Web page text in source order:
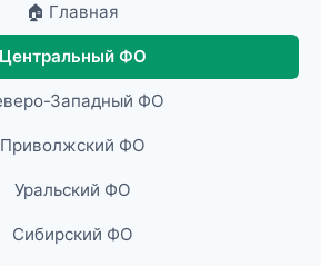
🏠 Главная
Центральный ФО
Западный ФО
Приволжский ФО
Уральский ФО
Сибирский ФО